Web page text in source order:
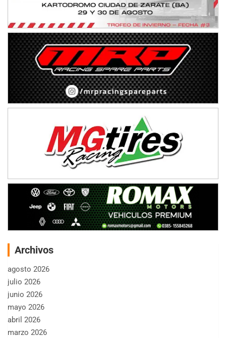
Archivos
agosto 2026
julio 2026
junio 2026
mayo 2026
abril 2026
marzo 2026